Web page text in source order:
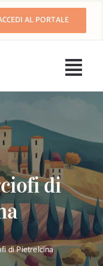
AL PORTALE
Il
di
di Pietrelcina